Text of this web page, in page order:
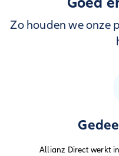
Zo houden we onze
Allianz Direct werkt in